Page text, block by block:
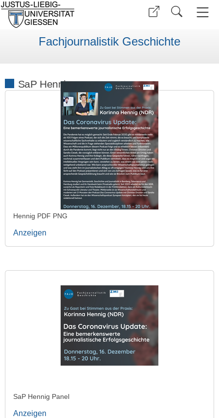
Fachjournalistik Geschichte
SaP Hennig
Hennig PDF PNG
Anzeigen
SaP Hennig Panel
Anzeigen